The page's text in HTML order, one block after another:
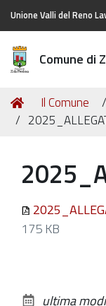
Unione Valli del Reno
Comune di
Tu
sei
Home
Il Comune
175 KB
ultima